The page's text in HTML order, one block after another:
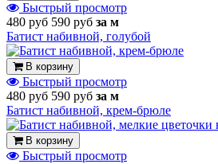
Быстрый просмотр
480 руб 590 руб за м
Батист набивной, голубой
В корзину
Быстрый просмотр
480 руб 590 руб за м
Батист набивной, крем-брюле
В корзину
Быстрый просмотр